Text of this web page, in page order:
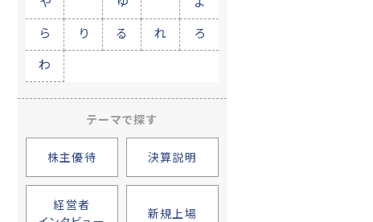
や ゆ よ
ら り る れ ろ
わ
テーマで探す
株主優待 決算説明
経営者
新規上場